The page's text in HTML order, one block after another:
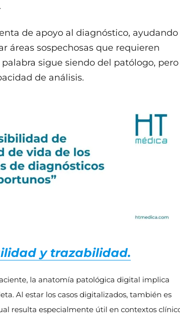
de apoyo al diagnóstico, ayudando
áreas sospechosas que requieren
sigue siendo del patólogo, pero
de análisis.
y trazabilidad.
la anatomía patológica digital implica
Al estar los casos digitalizados, también es
resulta especialmente útil en contextos